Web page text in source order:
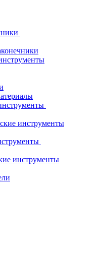
инструменты
инструменты